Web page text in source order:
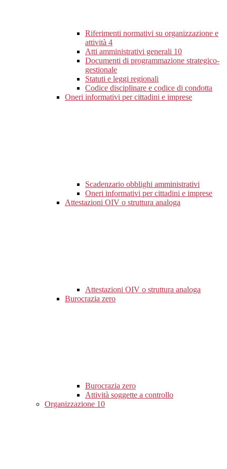
Riferimenti normativi su organizzazione e
attività 4
Atti amministrativi generali 10
Documenti di programmazione strategico-
gestionale
Statuti e leggi regionali
Codice disciplinare e codice di condotta
Oneri informativi per cittadini e imprese
Scadenzario obblighi amministrativi
Oneri informativi per cittadini e imprese
Attestazioni OIV o struttura analoga
Attestazioni OIV o struttura analoga
Burocrazia zero
Burocrazia zero
Attività soggette a controllo
Organizzazione 10